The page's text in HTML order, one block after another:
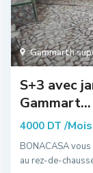
Gammarth
S+3 avec
Gammart...
4000 DT /Mois
BONACASA
au rez-de-